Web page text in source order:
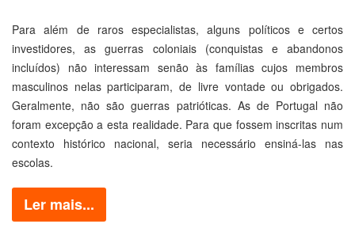
Para além de raros especialistas, alguns políticos e certos
investidores, as guerras coloniais (conquistas e abandonos
incluídos) não interessam senão às famílias cujos membros
masculinos nelas participaram, de livre vontade ou obrigados.
Geralmente, não são guerras patrióticas. As de Portugal não
foram excepção a esta realidade. Para que fossem inscritas num
contexto histórico nacional, seria necessário ensiná-las nas
escolas.
Ler mais...